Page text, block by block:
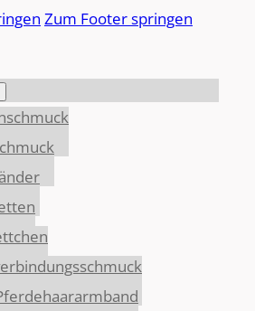
Zum Footer springen